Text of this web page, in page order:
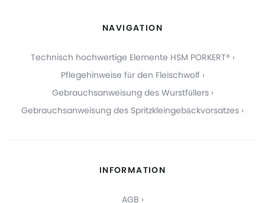
NAVIGATION
Technisch hochwertige Elemente HSM PORKERT®
Pflegehinweise für den Fleischwolf
Gebrauchsanweisung des Wurstfüllers
Gebrauchsanweisung des Spritzkleingebäckvorsatzes
INFORMATION
AGB